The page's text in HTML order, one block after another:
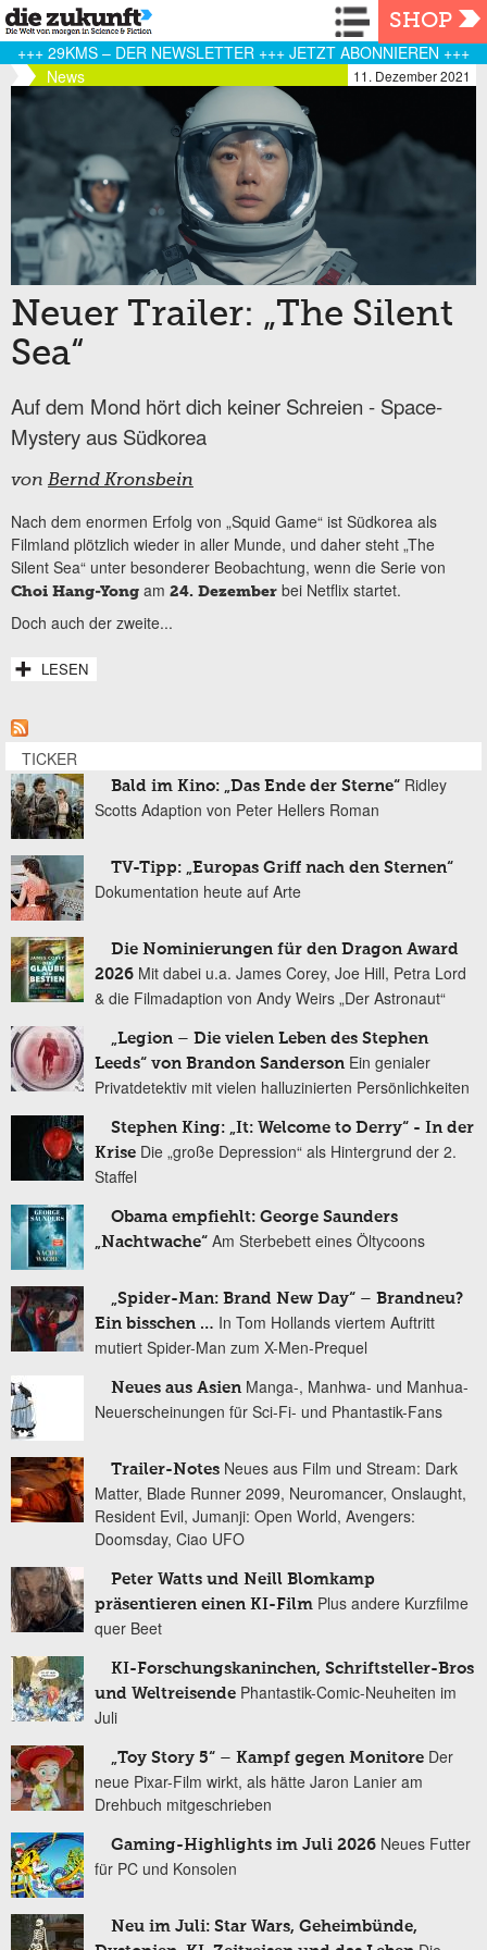
Navigation
SHOP
+++ 29KMS – DER NEWSLETTER +++ JETZT ABONNIEREN +++
News
11. Dezember 2021
Neuer Trailer: „The Silent
Sea“
Auf dem Mond hört dich keiner Schreien - Space-
Mystery aus Südkorea
von Bernd Kronsbein
Nach dem enormen Erfolg von „Squid Game“ ist Südkorea als
Filmland plötzlich wieder in aller Munde, und daher steht „The
Silent Sea“ unter besonderer Beobachtung, wenn die Serie von
Choi Hang-Yong am 24. Dezember bei Netflix startet.
Doch auch der zweite...
LESEN
TICKER
Bald im Kino: „Das Ende der Sterne“ Ridley
Scotts Adaption von Peter Hellers Roman
TV-Tipp: „Europas Griff nach den Sternen“
Dokumentation heute auf Arte
Die Nominierungen für den Dragon Award
2026 Mit dabei u.a. James Corey, Joe Hill, Petra Lord
& die Filmadaption von Andy Weirs „Der Astronaut“
„Legion – Die vielen Leben des Stephen
Leeds“ von Brandon Sanderson Ein genialer
Privatdetektiv mit vielen halluzinierten Persönlichkeiten
Stephen King: „It: Welcome to Derry“ - In der
Krise Die „große Depression“ als Hintergrund der 2.
Staffel
Obama empfiehlt: George Saunders
„Nachtwache“ Am Sterbebett eines Öltycoons
„Spider-Man: Brand New Day“ – Brandneu?
Ein bisschen … In Tom Hollands viertem Auftritt
mutiert Spider-Man zum X-Men-Prequel
Neues aus Asien Manga-, Manhwa- und Manhua-
Neuerscheinungen für Sci-Fi- und Phantastik-Fans
Trailer-Notes Neues aus Film und Stream: Dark
Matter, Blade Runner 2099, Neuromancer, Onslaught,
Resident Evil, Jumanji: Open World, Avengers:
Doomsday, Ciao UFO
Peter Watts und Neill Blomkamp
präsentieren einen KI-Film Plus andere Kurzfilme
quer Beet
KI-Forschungskaninchen, Schriftsteller-Bros
und Weltreisende Phantastik-Comic-Neuheiten im
Juli
„Toy Story 5“ – Kampf gegen Monitore Der
neue Pixar-Film wirkt, als hätte Jaron Lanier am
Drehbuch mitgeschrieben
Gaming-Highlights im Juli 2026 Neues Futter
für PC und Konsolen
Neu im Juli: Star Wars, Geheimbünde,